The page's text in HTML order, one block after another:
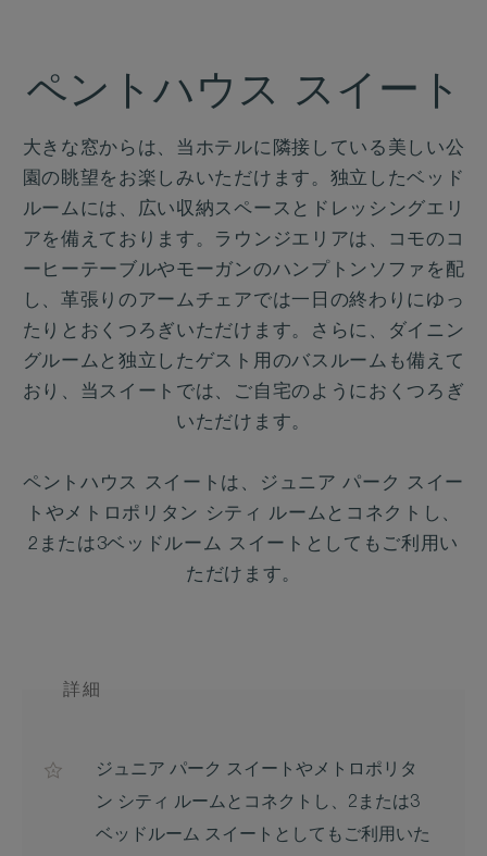
ペントハウス スイート
大きな窓からは、当ホテルに隣接している美しい公
園の眺望をお楽しみいただけます。独立したベッド
ルームには、広い収納スペースとドレッシングエリ
アを備えております。ラウンジエリアは、コモのコ
ーヒーテーブルやモーガンのハンプトンソファを配
し、革張りのアームチェアでは一日の終わりにゆっ
たりとおくつろぎいただけます。さらに、ダイニン
グルームと独立したゲスト用のバスルームも備えて
おり、当スイートでは、ご自宅のようにおくつろぎ
いただけます。
ペントハウス スイートは、ジュニア パーク スイー
トやメトロポリタン シティ ルームとコネクトし、
2または3ベッドルーム スイートとしてもご利用い
ただけます。
詳細
ジュニア パーク スイートやメトロポリタ
ン シティ ルームとコネクトし、2または3
ベッドルーム スイートとしてもご利用いた